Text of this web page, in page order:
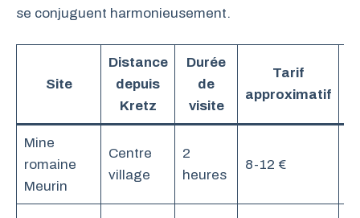
se conjuguent harmonieusement.
Site
Distance
depuis
Kretz
Durée
de
visite
Tarif
approximatif
Mine
romaine
Meurin
Centre
village
2
heures
8-12 €